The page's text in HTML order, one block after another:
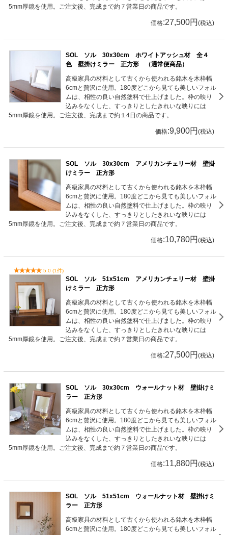
5mm厚鏡を使用。ご注文後、完成まで約７営業日の商品です。
価格:27,500円 (税込)
SOL ソル 30x30cm ホワイトアッシュ材 全４
色 壁掛けミラー 正方形 （通常便商品）
高級家具の材料として古くから使われる銘木を木枠幅
6cmと贅沢に使用。180度どこから見ても美しいフォル
ムは、相性の良い自然塗料で仕上げました。枠の映り
込みをなくした、すっきりとしたきれいな映りには
5mm厚鏡を使用。ご注文後、完成まで約１4日の商品です。
価格:9,900円 (税込)
SOL ソル 30x30cm アメリカンチェリー材 壁掛
けミラー 正方形
高級家具の材料として古くから使われる銘木を木枠幅
6cmと贅沢に使用。180度どこから見ても美しいフォル
ムは、相性の良い自然塗料で仕上げました。枠の映り
込みをなくした、すっきりとしたきれいな映りには
5mm厚鏡を使用。ご注文後、完成まで約７営業日の商品です。
価格:10,780円 (税込)
5.0 (1件)
SOL ソル 51x51cm アメリカンチェリー材 壁掛
けミラー 正方形
高級家具の材料として古くから使われる銘木を木枠幅
6cmと贅沢に使用。180度どこから見ても美しいフォル
ムは、相性の良い自然塗料で仕上げました。枠の映り
込みをなくした、すっきりとしたきれいな映りには
5mm厚鏡を使用。ご注文後、完成まで約７営業日の商品です。
価格:27,500円 (税込)
SOL ソル 30x30cm ウォールナット材 壁掛けミ
ラー 正方形
高級家具の材料として古くから使われる銘木を木枠幅
6cmと贅沢に使用。180度どこから見ても美しいフォル
ムは、相性の良い自然塗料で仕上げました。枠の映り
込みをなくした、すっきりとしたきれいな映りには
5mm厚鏡を使用。ご注文後、完成まで約７営業日の商品です。
価格:11,880円 (税込)
SOL ソル 51x51cm ウォールナット材 壁掛けミ
ラー 正方形
高級家具の材料として古くから使われる銘木を木枠幅
6cmと贅沢に使用。180度どこから見ても美しいフォル